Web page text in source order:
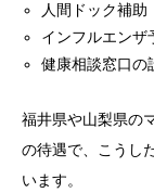
人間ドック補助
インフルエンザ
健康相談窓口の
福井県や山梨県の
の待遇で、こうし
います。